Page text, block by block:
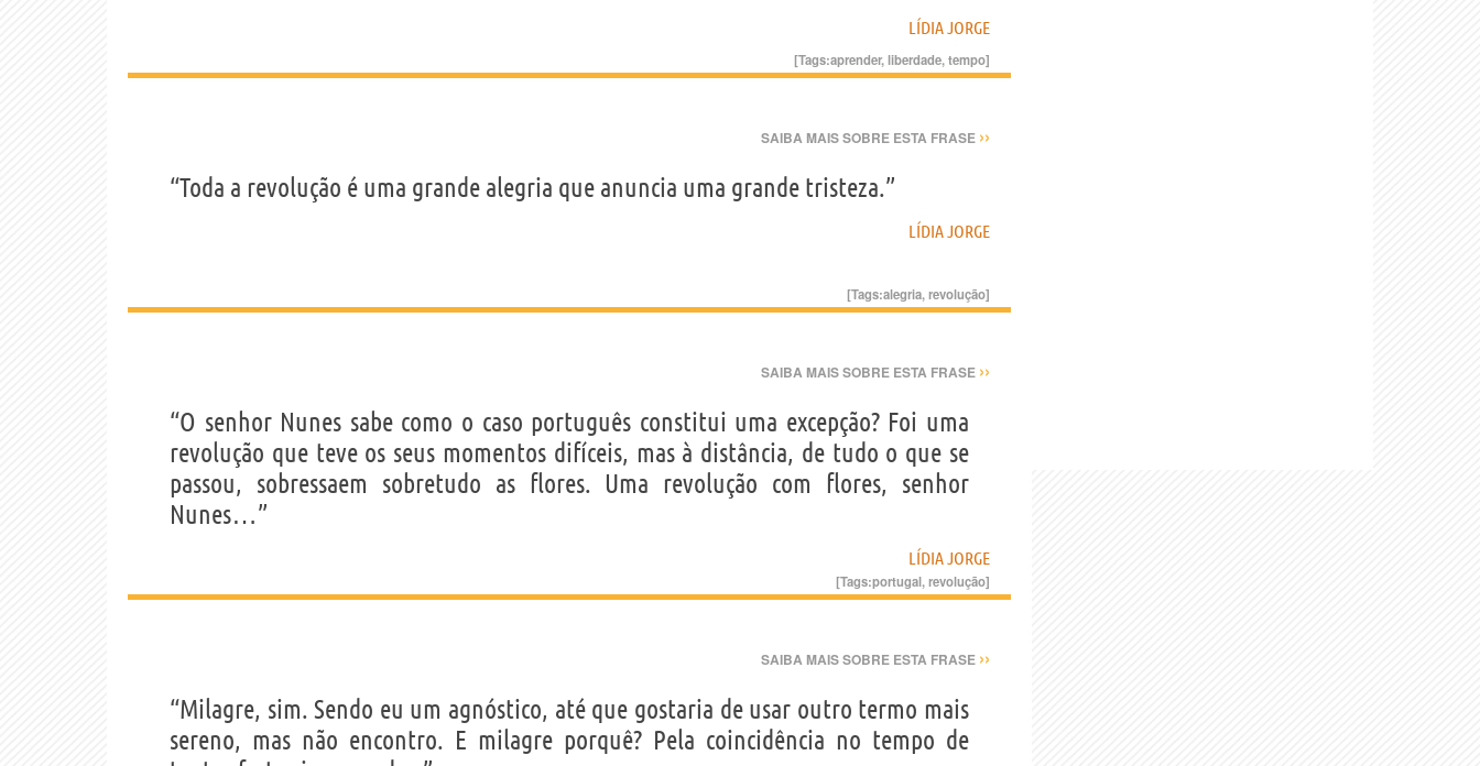
LÍDIA JORGE
[Tags:aprender,liberdade,tempo]
SAIBA MAIS SOBRE ESTA FRASE ››
“Toda a revolução é uma grande alegria que anuncia uma grande tristeza.”
LÍDIA JORGE
[Tags:alegria,revolução]
SAIBA MAIS SOBRE ESTA FRASE ››
“O senhor Nunes sabe como o caso português constitui uma excepção? Foi uma
revolução que teve os seus momentos difíceis, mas à distância, de tudo o que se
passou, sobressaem sobretudo as flores. Uma revolução com flores, senhor
Nunes…”
LÍDIA JORGE
[Tags:portugal,revolução]
SAIBA MAIS SOBRE ESTA FRASE ››
“Milagre, sim. Sendo eu um agnóstico, até que gostaria de usar outro termo mais
sereno, mas não encontro. E milagre porquê? Pela coincidência no tempo de